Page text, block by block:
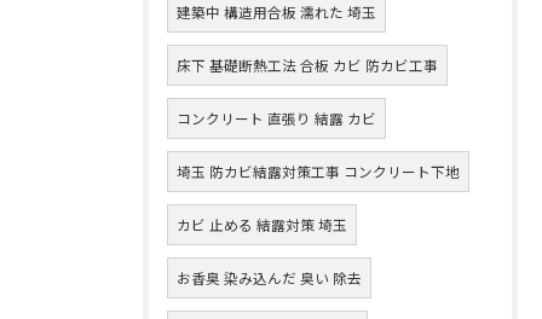
建築中 構造用合板 濡れた 埼玉
床下 基礎断熱工法 合板 カビ 防カビ工事
コンクリート 直張り 結露 カビ
埼玉 防カビ結露対策工事 コンクリート下地
カビ 止める 結露対策 埼玉
お香臭 染み込んだ 臭い 除去